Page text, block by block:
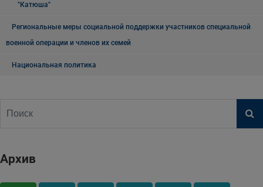
"Катюша"
Региональные меры социальной поддержки участников специальной
военной операции и членов их семей
Национальная политика
Архив